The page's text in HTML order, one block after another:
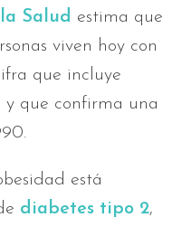
Salud estima que
viven hoy con
que incluye
y que confirma una
está
diabetes tipo 2,